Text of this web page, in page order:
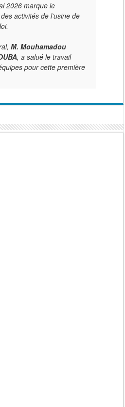
2026 marque le
activités de l'usine de
M. Mouhamadou
, a salué le travail
pour cette première